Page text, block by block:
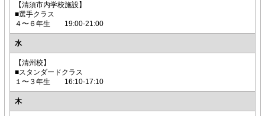
【清須市内学校施設】
■選手クラス
４〜６年生 19:00-21:00
水
【清州校】
■スタンダードクラス
１〜３年生 16:10-17:10
木